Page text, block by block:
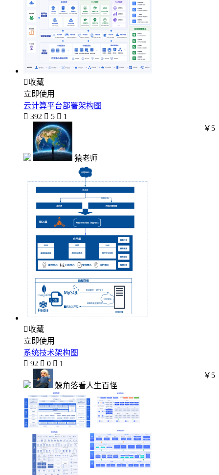
收藏
立即使用
云计算平台部署架构图
 392  5  1
猿老师
￥5
收藏
立即使用
系统技术架构图
 92  0  1
躲角落看人生百怪
￥5